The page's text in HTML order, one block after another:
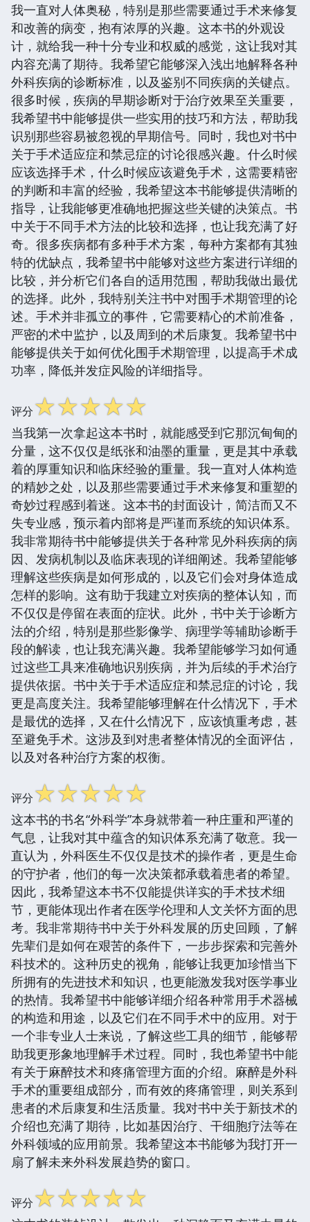
我一直对人体奥秘，特别是那些需要通过手术来修复
和改善的病变，抱有浓厚的兴趣。这本书的外观设
计，就给我一种十分专业和权威的感觉，这让我对其
内容充满了期待。我希望它能够深入浅出地解释各种
外科疾病的诊断标准，以及鉴别不同疾病的关键点。
很多时候，疾病的早期诊断对于治疗效果至关重要，
我希望书中能够提供一些实用的技巧和方法，帮助我
识别那些容易被忽视的早期信号。同时，我也对书中
关于手术适应症和禁忌症的讨论很感兴趣。什么时候
应该选择手术，什么时候应该避免手术，这需要精密
的判断和丰富的经验，我希望这本书能够提供清晰的
指导，让我能够更准确地把握这些关键的决策点。书
中关于不同手术方法的比较和选择，也让我充满了好
奇。很多疾病都有多种手术方案，每种方案都有其独
特的优缺点，我希望书中能够对这些方案进行详细的
比较，并分析它们各自的适用范围，帮助我做出最优
的选择。此外，我特别关注书中对围手术期管理的论
述。手术并非孤立的事件，它需要精心的术前准备，
严密的术中监护，以及周到的术后康复。我希望书中
能够提供关于如何优化围手术期管理，以提高手术成
功率，降低并发症风险的详细指导。
评分☆☆☆☆☆
当我第一次拿起这本书时，就能感受到它那沉甸甸的
分量，这不仅仅是纸张和油墨的重量，更是其中承载
着的厚重知识和临床经验的重量。我一直对人体构造
的精妙之处，以及那些需要通过手术来修复和重塑的
奇妙过程感到着迷。这本书的封面设计，简洁而又不
失专业感，预示着内部将是严谨而系统的知识体系。
我非常期待书中能够提供关于各种常见外科疾病的病
因、发病机制以及临床表现的详细阐述。我希望能够
理解这些疾病是如何形成的，以及它们会对身体造成
怎样的影响。这有助于我建立对疾病的整体认知，而
不仅仅是停留在表面的症状。此外，书中关于诊断方
法的介绍，特别是那些影像学、病理学等辅助诊断手
段的解读，也让我充满兴趣。我希望能够学习如何通
过这些工具来准确地识别疾病，并为后续的手术治疗
提供依据。书中关于手术适应症和禁忌症的讨论，我
更是高度关注。我希望能够理解在什么情况下，手术
是最优的选择，又在什么情况下，应该慎重考虑，甚
至避免手术。这涉及到对患者整体情况的全面评估，
以及对各种治疗方案的权衡。
评分☆☆☆☆☆
这本书的书名“外科学”本身就带着一种庄重和严谨的
气息，让我对其中蕴含的知识体系充满了敬意。我一
直认为，外科医生不仅仅是技术的操作者，更是生命
的守护者，他们的每一次决策都承载着患者的希望。
因此，我希望这本书不仅能提供详实的手术技术细
节，更能体现出作者在医学伦理和人文关怀方面的思
考。我非常期待书中关于外科发展的历史回顾，了解
先辈们是如何在艰苦的条件下，一步步探索和完善外
科技术的。这种历史的视角，能够让我更加珍惜当下
所拥有的先进技术和知识，也更能激发我对医学事业
的热情。我希望书中能够详细介绍各种常用手术器械
的构造和用途，以及它们在不同手术中的应用。对于
一个非专业人士来说，了解这些工具的细节，能够帮
助我更形象地理解手术过程。同时，我也希望书中能
有关于麻醉技术和疼痛管理方面的介绍。麻醉是外科
手术的重要组成部分，而有效的疼痛管理，则关系到
患者的术后康复和生活质量。我对书中关于新技术的
介绍也充满了期待，比如基因治疗、干细胞疗法等在
外科领域的应用前景。我希望这本书能够为我打开一
扇了解未来外科发展趋势的窗口。
评分☆☆☆☆☆